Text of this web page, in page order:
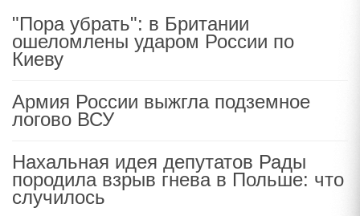
"Пора убрать": в Британии
ошеломлены ударом России по
Киеву
Армия России выжгла подземное
логово ВСУ
Нахальная идея депутатов Рады
породила взрыв гнева в Польше: что
случилось